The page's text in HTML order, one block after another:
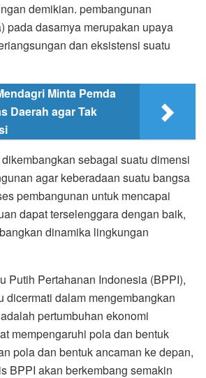
demikian. pembangunan
pada dasamya merupakan upaya
dan eksistensi suatu
Minta Pemda
Daerah agar Tak
sebagai suatu dimensi
agar keberadaan suatu bangsa
pembangunan untuk mencapai
dapat terselenggara dengan baik,
dinamika lingkungan
Putih Pertahanan Indonesia (BPPI),
dicermati dalam mengembangkan
pertumbuhan ekonomi
mempengaruhi pola dan bentuk
pola dan bentuk ancaman ke depan,
BPPI akan berkembang semakin